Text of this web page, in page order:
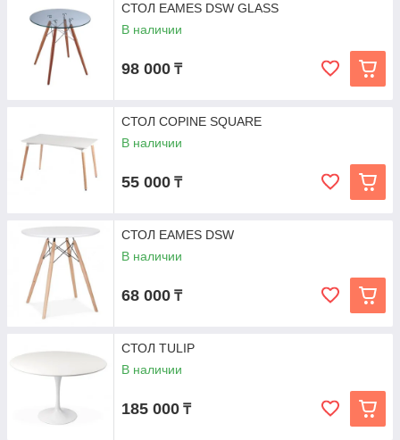
СТОЛ EAMES DSW GLASS
В наличии
98 000 ₸
СТОЛ COPINE SQUARE
В наличии
55 000 ₸
СТОЛ EAMES DSW
В наличии
68 000 ₸
СТОЛ TULIP
В наличии
185 000 ₸